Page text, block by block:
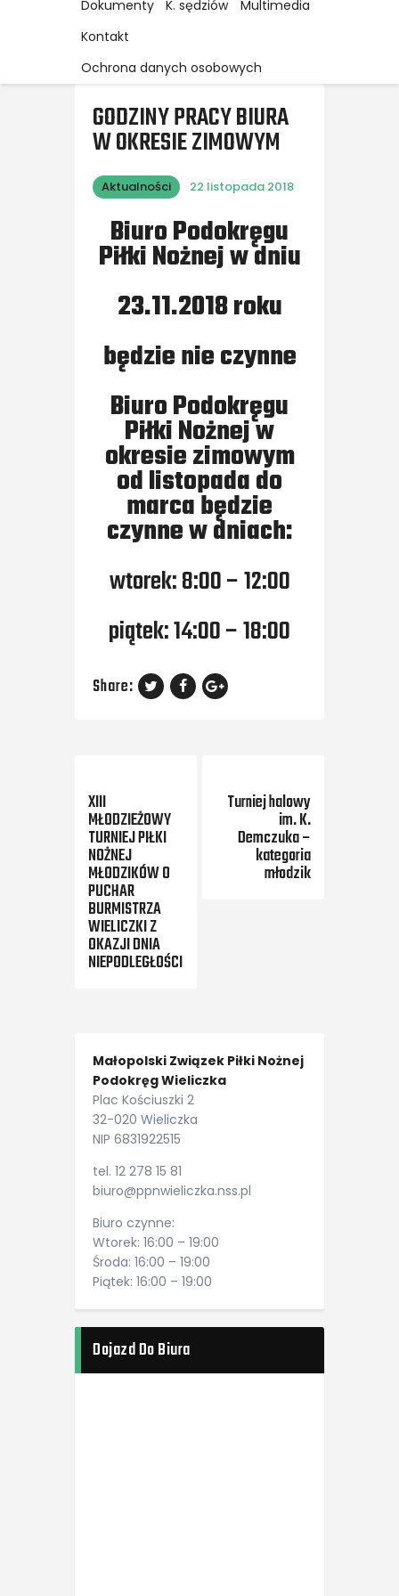
Dokumenty
K. sędziów
Multimedia
Kontakt
Ochrona danych osobowych
GODZINY PRACY BIURA
W OKRESIE ZIMOWYM
Aktualności 22 listopada 2018
Biuro Podokręgu
Piłki Nożnej w dniu
23.11.2018 roku
będzie nie czynne
Biuro Podokręgu
Piłki Nożnej w
okresie zimowym
od listopada do
marca będzie
czynne w dniach:
wtorek: 8:00 – 12:00
piątek: 14:00 – 18:00
Share:
XIII
MŁODZIEŻOWY
TURNIEJ PIŁKI
NOŻNEJ
MŁODZIKÓW O
PUCHAR
BURMISTRZA
WIELICZKI Z
OKAZJI DNIA
NIEPODLEGŁOŚCI
Turniej halowy
im. K.
Demczuka –
kategoria
młodzik
Małopolski Związek Piłki Nożnej
Podokręg Wieliczka
Plac Kościuszki 2
32-020 Wieliczka
NIP 6831922515
tel. 12 278 15 81
biuro@ppnwieliczka.nss.pl
Biuro czynne:
Wtorek: 16:00 – 19:00
Środa: 16:00 – 19:00
Piątek: 16:00 – 19:00
Dojazd Do Biura